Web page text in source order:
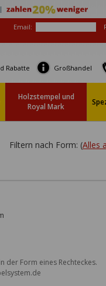
|
Email:
Rabatte Großhandel
Holzstempel und
Royal Mark
Filtern nach Form: (Alles
der Form eines Rechteckes.